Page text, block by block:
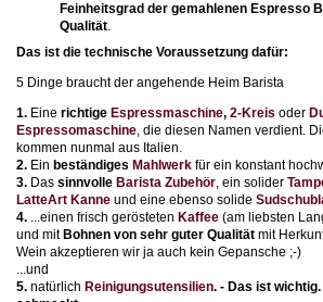
Feinheitsgrad der gemahlenen Espresso
Qualität.
Das ist die technische Voraussetzung dafür:
5 Dinge braucht der angehende Heim Barista
1. Eine richtige Espressmaschine, 2-Kreis oder
Espressomaschine , die diesen Namen verdient.
kommen nunmal aus Italien.
2. Ein beständiges Mahlwerk für ein konstant
3. Das sinnvolle Barista Zubehör , ein solider
LatteArt Kanne und eine ebenso solide
4. ...einen frisch gerösteten Kaffee (am liebsten
und mitBohnen von sehr guter Qualität mit
Wein akzeptieren wir ja auch kein Gepansche ;-)
...und
5. natürlich Reinigungsutensilien. - Das ist